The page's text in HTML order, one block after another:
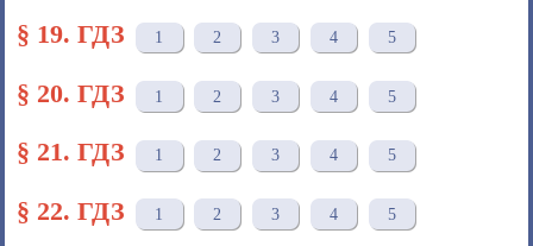
§ 19. ГДЗ 1 2 3 4 5
§ 20. ГДЗ 1 2 3 4 5
§ 21. ГДЗ 1 2 3 4 5
§ 22. ГДЗ 1 2 3 4 5